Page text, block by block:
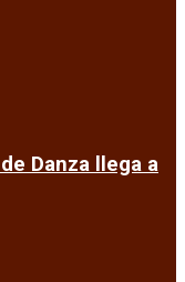
Danza llega a